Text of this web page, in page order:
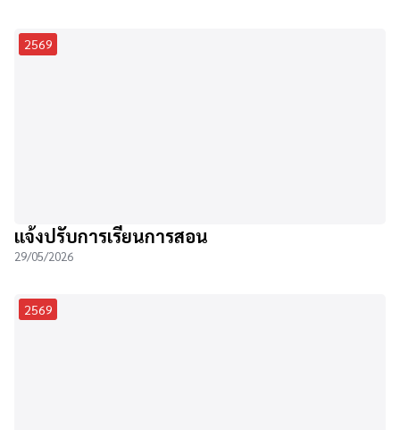
2569
แจ้งปรับการเรียนการสอน
29/05/2026
2569